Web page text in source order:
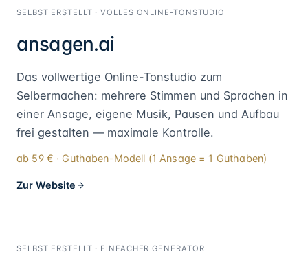
SELBST ERSTELLT · VOLLES ONLINE-TONSTUDIO
ansagen.ai
Das vollwertige Online-Tonstudio zum
Selbermachen: mehrere Stimmen und Sprachen in
einer Ansage, eigene Musik, Pausen und Aufbau
frei gestalten — maximale Kontrolle.
ab 59 € · Guthaben-Modell (1 Ansage = 1 Guthaben)
Zur Website
SELBST ERSTELLT · EINFACHER GENERATOR